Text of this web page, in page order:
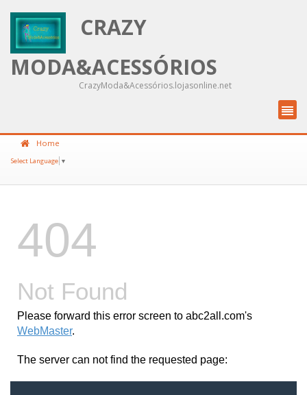
CRAZY
MODA&ACESSÓRIOS
CrazyModa&Acessórios.lojasonline.net
Home
Select Language ▼